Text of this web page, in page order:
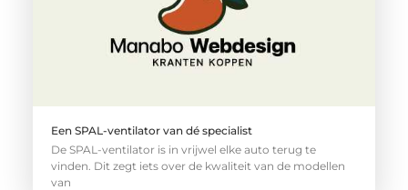
Een SPAL-ventilator van dé specialist
De SPAL-ventilator is in vrijwel elke auto terug te
vinden. Dit zegt iets over de kwaliteit van de modellen
van